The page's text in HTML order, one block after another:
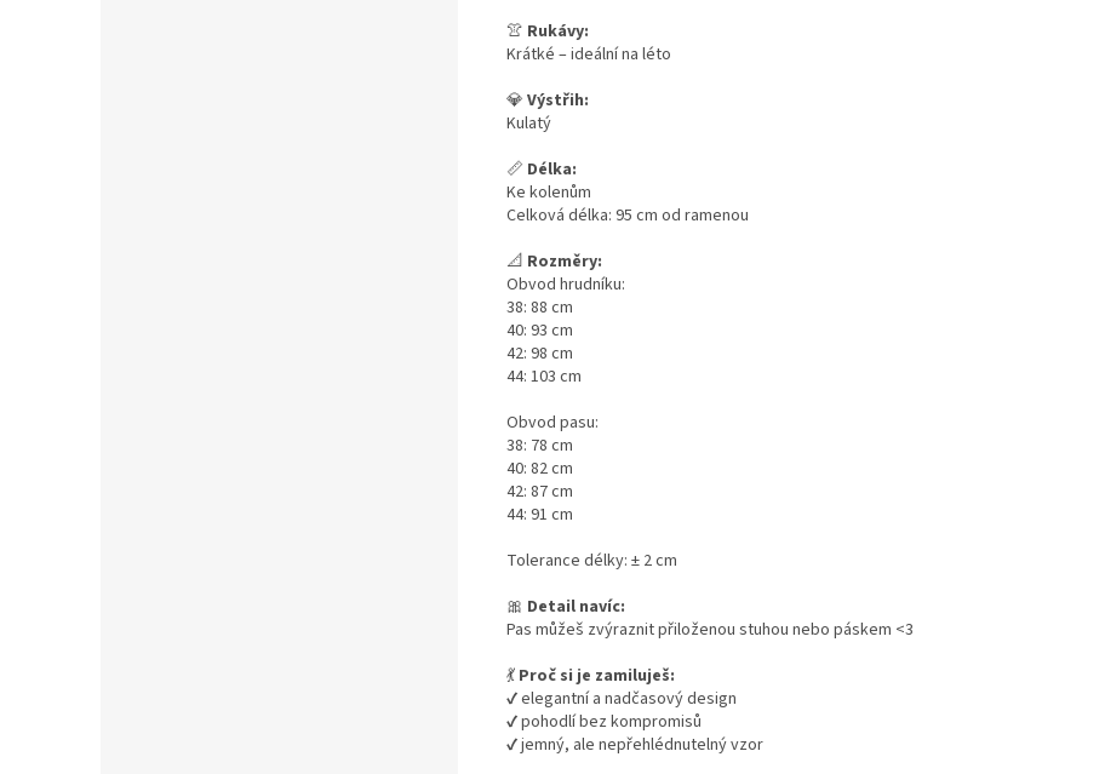
👚 Rukávy:
Krátké – ideální na léto
💎 Výstřih:
Kulatý
📏 Délka:
Ke kolenům
Celková délka: 95 cm od ramenou
📐 Rozměry:
Obvod hrudníku:
38: 88 cm
40: 93 cm
42: 98 cm
44: 103 cm
Obvod pasu:
38: 78 cm
40: 82 cm
42: 87 cm
44: 91 cm
Tolerance délky: ± 2 cm
🎀 Detail navíc:
Pas můžeš zvýraznit přiloženou stuhou nebo páskem <3
💃 Proč si je zamiluješ:
✔️ elegantní a nadčasový design
✔️ pohodlí bez kompromisů
✔️ jemný, ale nepřehlédnutelný vzor